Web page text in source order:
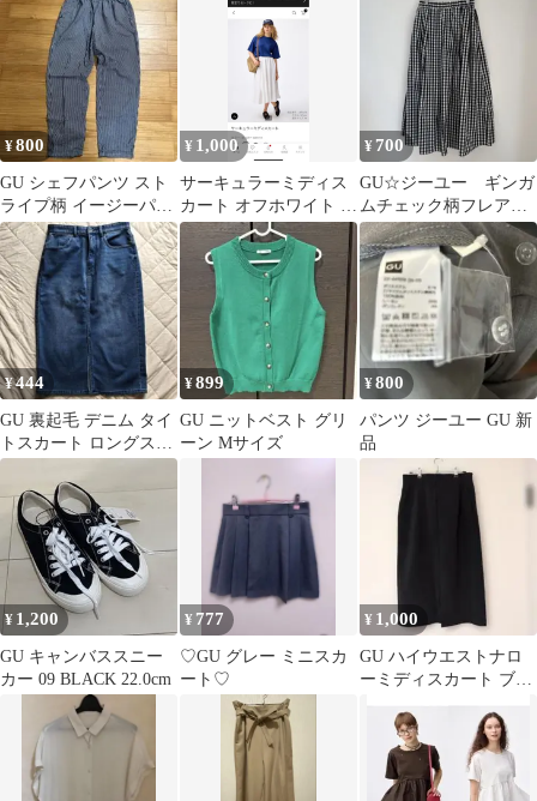
¥800
GU シェフパンツ スト
ライプ柄 イージーパン
ツ
¥ 1,000
サーキュラーミディス
カート オフホワイト gu
s
¥ 700
GU☆ジーユー ギンガ
ムチェック柄フレアロ
ングスカート Sサイズ
¥444
GU 裏起毛 デニム タイ
トスカート ロングスカ
ート L
¥899
GU ニットベスト グリ
ーン Mサイズ
¥800
パンツ ジーユー GU 新
品
¥ 1,200
GU キャンバススニー
カー 09 BLACK 22.0cm
¥ 777
♡GU グレー ミニスカ
ート♡
¥ 1,000
GU ハイウエストナロ
ーミディスカート ブラ